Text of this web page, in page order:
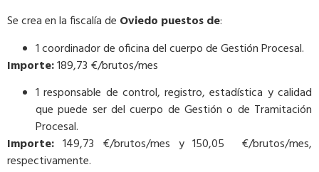
Se crea en la fiscalía de Oviedo puestos de:
1 coordinador de oficina del cuerpo de Gestión Procesal.
Importe:189,73 €/brutos/mes
1 responsable de control, registro, estadística y calidad
que puede ser del cuerpo de Gestión o de Tramitación
Procesal.
Importe: 149,73 €/brutos/mes y 150,05 €/brutos/mes,
respectivamente.